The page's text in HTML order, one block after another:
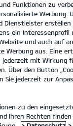
Funktionen zu
Werbung:
Dienstleister erstellen
ein Interessenprofil
und auch auf
Werbung aus. Eine
jederzeit mit Wirkung
Über den Button
Sie jederzeit zur
zu den
Ihren Rechten